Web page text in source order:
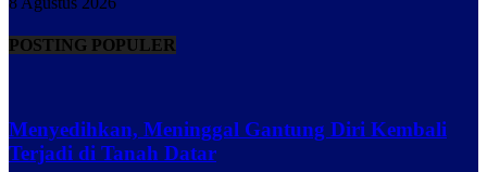
POSTING POPULER
Menyedihkan, Meninggal Gantung Diri Kembali
Terjadi di Tanah Datar